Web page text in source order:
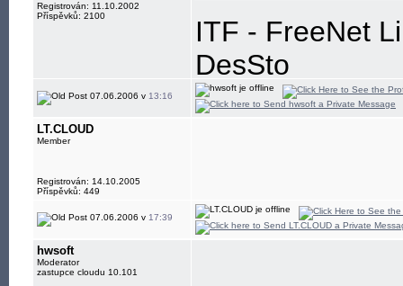
Registrován: 11.10.2002
Příspěvků: 2100
ITF - FreeNet
DesSto
jabber:
07.06.2006 v 13:16
LT.CLOUD
Member
Registrován: 14.10.2005
Příspěvků: 449
07.06.2006 v 17:39
hwsoft
Moderator
zastupce cloudu 10.101